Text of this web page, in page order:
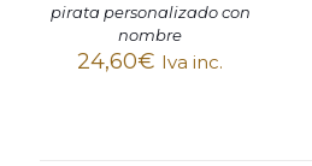
pirata personalizado con
nombre
24,60€ Iva inc.